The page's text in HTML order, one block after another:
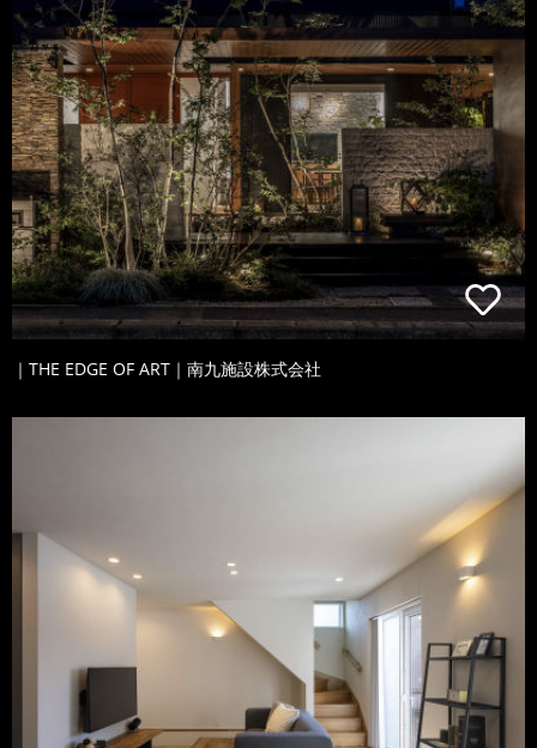
｜THE EDGE OF ART｜南九施設株式会社